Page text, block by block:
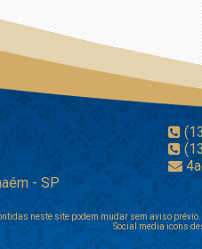
- SP
neste site podem mudar sem aviso
Social media icons